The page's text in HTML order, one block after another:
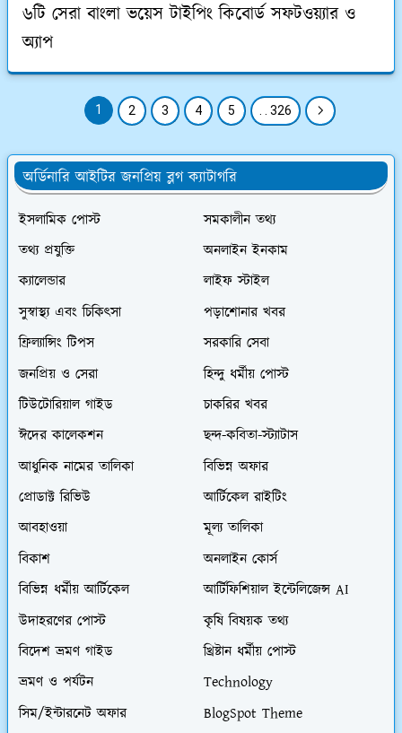
৬টি সেরা বাংলা ভয়েস টাইপিং কিবোর্ড সফটওয়্যার ও
অ্যাপ
1 2 3 4 5 . . 326
অর্ডিনারি আইটির জনপ্রিয় ব্লগ ক্যাটাগরি
ইসলামিক পোস্ট
সমকালীন তথ্য
তথ্য প্রযুক্তি
অনলাইন ইনকাম
ক্যালেন্ডার
লাইফ স্টাইল
সুস্বাস্থ্য এবং চিকিৎসা
পড়াশোনার খবর
ফ্রিল্যান্সিং টিপস
সরকারি সেবা
জনপ্রিয় ও সেরা
হিন্দু ধর্মীয় পোস্ট
টিউটোরিয়াল গাইড
চাকরির খবর
ঈদের কালেকশন
ছন্দ-কবিতা-স্ট্যাটাস
আধুনিক নামের তালিকা
বিভিন্ন অফার
প্রোডাক্ট রিভিউ
আর্টিকেল রাইটিং
আবহাওয়া
মূল্য তালিকা
বিকাশ
অনলাইন কোর্স
বিভিন্ন ধর্মীয় আর্টিকেল
আর্টিফিশিয়াল ইন্টেলিজেন্স AI
উদাহরণের পোস্ট
কৃষি বিষয়ক তথ্য
বিদেশ ভ্রমণ গাইড
খ্রিষ্টান ধর্মীয় পোস্ট
ভ্রমণ ও পর্যটন
Technology
সিম/ইন্টারনেট অফার
BlogSpot Theme